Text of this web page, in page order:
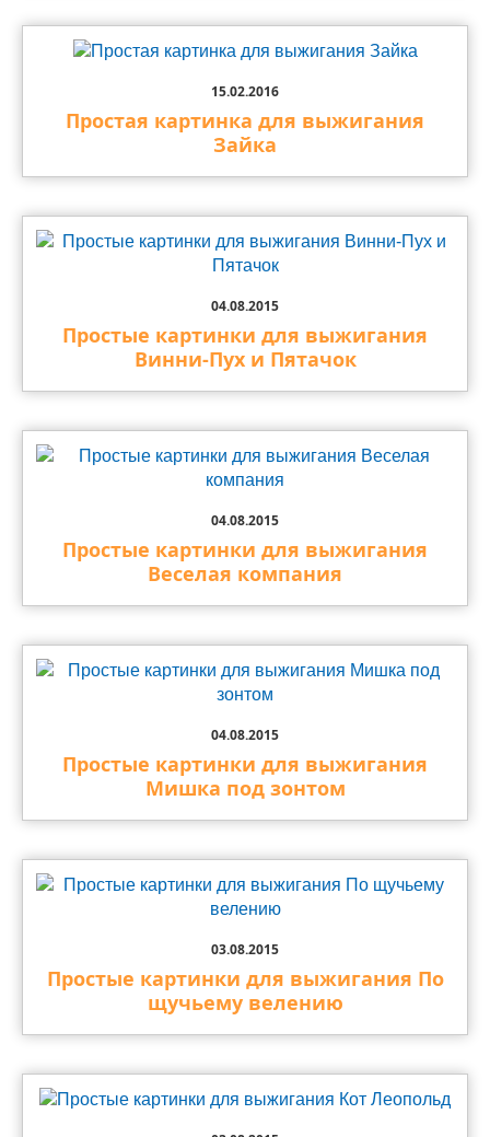
15.02.2016
Простая картинка для выжигания
Зайка
04.08.2015
Простые картинки для выжигания
Винни-Пух и Пятачок
04.08.2015
Простые картинки для выжигания
Веселая компания
04.08.2015
Простые картинки для выжигания
Мишка под зонтом
03.08.2015
Простые картинки для выжигания По
щучьему велению